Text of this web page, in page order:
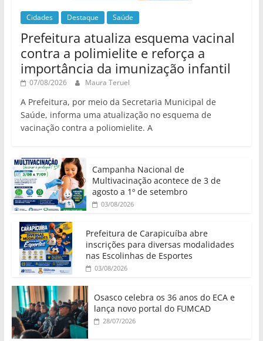
Cidades Destaque Saúde
Prefeitura atualiza esquema vacinal
contra a polimielite e reforça a
importância da imunização infantil
07/08/2026 Maura Teruel
A Prefeitura, por meio da Secretaria Municipal de
Saúde, informa uma atualização no esquema de
vacinação contra a poliomielite. A
Campanha Nacional de
Multivacinação acontece de 3 de
agosto a 1º de setembro
03/08/2026
Prefeitura de Carapicuíba abre
inscrições para diversas modalidades
nas Escolinhas de Esportes
03/08/2026
Osasco celebra os 36 anos do ECA e
lança novo portal do FUMCAD
28/07/2026